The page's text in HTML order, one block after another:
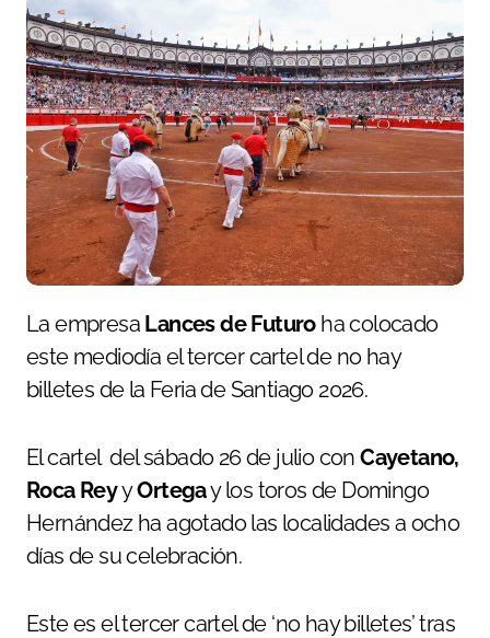
La empresa Lances de Futuroha colocado
este mediodía el tercer cartel de no hay
billetes de la Feria de Santiago 2026.
El cartel del sábado 26 de julio conCayetano,
Roca ReyyOrtegay los toros de Domingo
Hernández ha agotado las localidades a ocho
días de su celebración.
Este es el tercer cartel de ‘no hay billetes’ tras